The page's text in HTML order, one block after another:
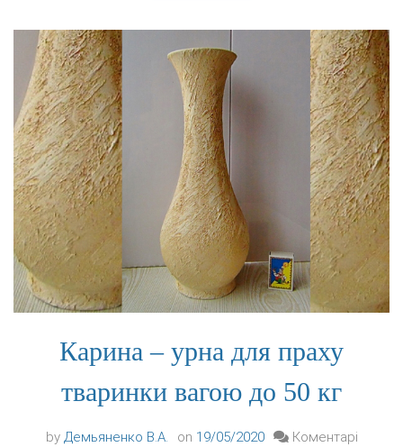
50
кг
Карина – урна для праху
тваринки вагою до 50 кг
by Демьяненко В.А. on 19/05/2020
Коментарі